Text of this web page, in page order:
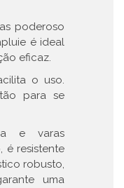
poderoso
é ideal
eficaz.
o uso.
para se
e varas
é resistente
robusto,
uma